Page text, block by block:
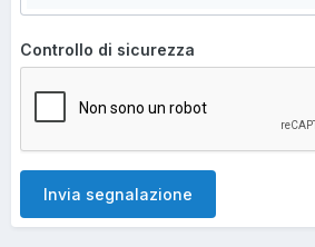
Controllo di sicurezza
Invia segnalazione